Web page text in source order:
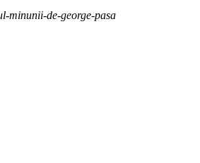
minunii-de-george-pasa